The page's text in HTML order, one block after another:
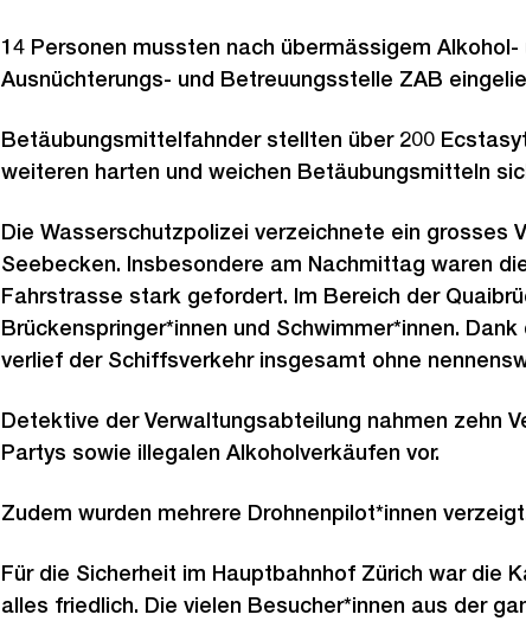
14 Personen mussten nach übermässigem
Ausnüchterungs- und Betreuungsstelle ZAB
Betäubungsmittelfahnder stellten über 200
weiteren harten und weichen Betäubungsmitteln
Die Wasserschutzpolizei verzeichnete ein grosses
Seebecken. Insbesondere am Nachmittag waren
Fahrstrasse stark gefordert. Im Bereich der
Brückenspringer*innen und Schwimmer*innen.
verlief der Schiffsverkehr insgesamt ohne
Detektive der Verwaltungsabteilung nahmen zehn
Partys sowie illegalen Alkoholverkäufen vor.
Zudem wurden mehrere Drohnenpilot*innen
Für die Sicherheit im Hauptbahnhof Zürich war die
alles friedlich. Die vielen Besucher*innen aus der